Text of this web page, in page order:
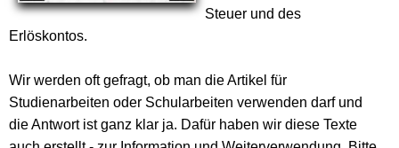
Steuer und des
Erlöskontos.
Wir werden oft gefragt, ob man die Artikel für
Studienarbeiten oder Schularbeiten verwenden darf und
die Antwort ist ganz klar ja. Dafür haben wir diese Texte